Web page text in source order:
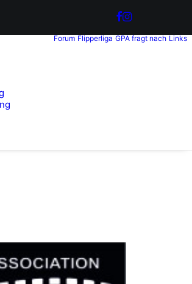
Forum Flipperliga GPA fragt nach Links